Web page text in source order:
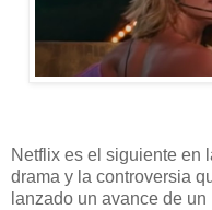
Netflix es el siguiente en
drama y la controversia
lanzado un avance de